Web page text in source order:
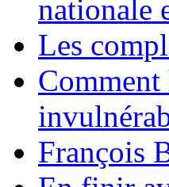
nationale
Les
Comment
François